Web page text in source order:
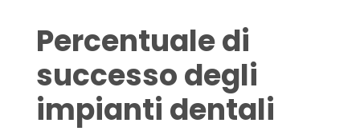
Percentuale di
successo degli
impianti dentali